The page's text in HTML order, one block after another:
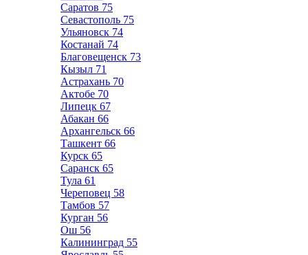
Саратов 75
Севастополь 75
Ульяновск 74
Костанай 74
Благовещенск 73
Кызыл 71
Астрахань 70
Актобе 70
Липецк 67
Абакан 66
Архангельск 66
Ташкент 66
Курск 65
Саранск 65
Тула 61
Череповец 58
Тамбов 57
Курган 56
Ош 56
Калининград 55